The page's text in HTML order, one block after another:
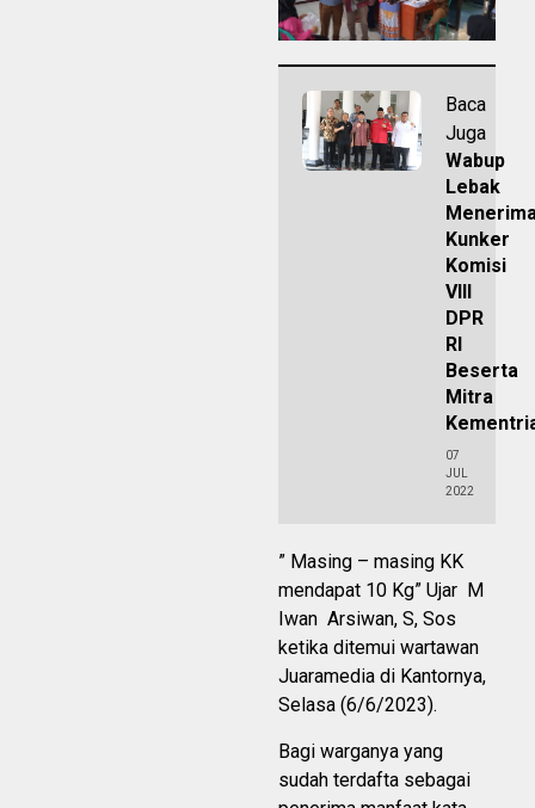
Baca
Juga
Wabup
Lebak
Kunker
Komisi
VIII
DPR
RI
Beserta
Mitra
07
JUL
2022
” Masing – masing KK
mendapat 10 Kg” Ujar M
Iwan Arsiwan, S, Sos
ketika ditemui wartawan
Juaramedia di Kantornya,
Selasa (6/6/2023).
Bagi warganya yang
sudah terdafta sebagai